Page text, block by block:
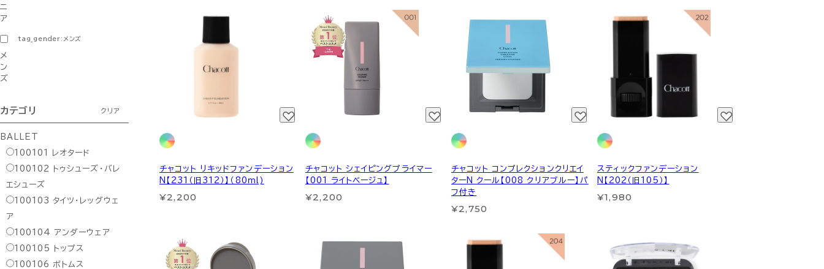
ニ
ア
tag_gender:メンズ
メ
ン
ズ
カテゴリ クリア
BALLET
100101
レオタード
100102
トゥシューズ・バレ
エシューズ
100103 タイツ・レッグウェ
ア
100104 アンダーウェア
100105
トップス
100106
ボトムス
チャコット リキッドファンデーション
N【231（旧312）】（80ｍl)
¥2,200
チャコット シェイピングプライマー
【001 ライトベージュ】
¥2,200
チャコット コンプレクションクリエイ
ターN クール【008 クリアブルー】パ
フ付き
¥2,750
スティックファンデーション
N【202（旧105）】
¥1,980